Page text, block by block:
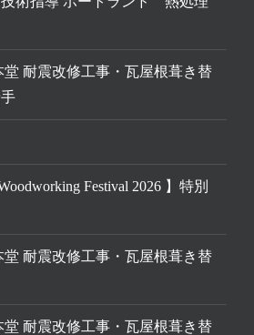
耐震改修工事・瓦屋根葺き替
Woodworking Festival 2026 】特別
耐震改修工事・瓦屋根葺き替
耐震改修工事・瓦屋根葺き替